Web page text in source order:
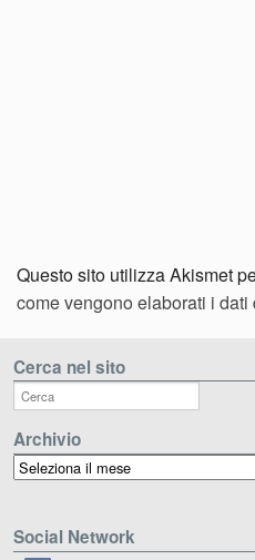
Questo sito utilizza Akismet
come vengono elaborati i
Cerca nel sito
Archivio
Archivio
Social Network